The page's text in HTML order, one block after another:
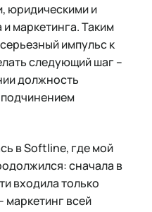
юридическими и
маркетинга. Таким
импульс к
следующий шаг –
должность
в Softline, где мой
сначала в
входила только
маркетинг всей